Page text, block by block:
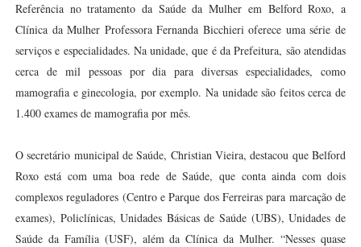
Referência no tratamento da Saúde da Mulher em Belford Roxo, a
Clínica da Mulher Professora Fernanda Bicchieri oferece uma série de
serviços e especialidades. Na unidade, que é da Prefeitura, são atendidas
cerca de mil pessoas por dia para diversas especialidades, como
mamografia e ginecologia, por exemplo. Na unidade são feitos cerca de
1.400 exames de mamografia por mês.
O secretário municipal de Saúde, Christian Vieira, destacou que Belford
Roxo está com uma boa rede de Saúde, que conta ainda com dois
complexos reguladores (Centro e Parque dos Ferreiras para marcação de
exames), Policlínicas, Unidades Básicas de Saúde (UBS), Unidades de
Saúde da Família (USF), além da Clínica da Mulher. “Nesses quase